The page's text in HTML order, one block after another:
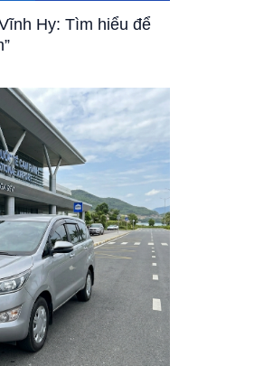
Hy: Tìm hiểu để